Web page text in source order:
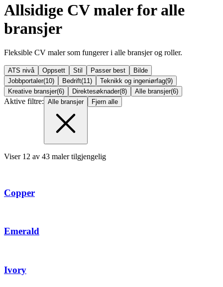
Allsidige CV maler for alle
bransjer
Fleksible CV maler som fungerer i alle bransjer og roller.
ATS nivå Oppsett Stil Passer best
Bilde
Jobbportaler(10) Bedrift(11) Teknikk og ingeniørfag(9)
Kreative bransjer(6) Direktesøknader(8) Alle bransjer(6)
Aktive filtre: Alle bransjer Fjern alle
Viser 12 av 43 maler tilgjengelig
Copper
Emerald
Ivory